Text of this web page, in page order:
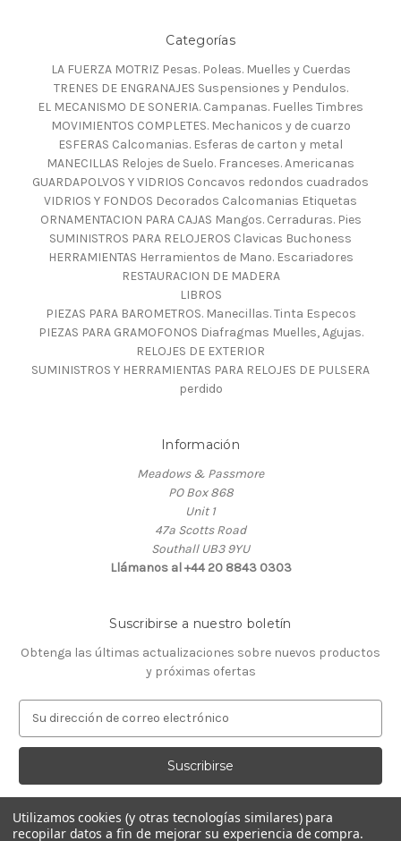
Categorías
LA FUERZA MOTRIZ Pesas. Poleas. Muelles y Cuerdas
TRENES DE ENGRANAJES Suspensiones y Pendulos.
EL MECANISMO DE SONERIA. Campanas. Fuelles Timbres
MOVIMIENTOS COMPLETES. Mechanicos y de cuarzo
ESFERAS Calcomanias. Esferas de carton y metal
MANECILLAS Relojes de Suelo. Franceses. Americanas
GUARDAPOLVOS Y VIDRIOS Concavos redondos cuadrados
VIDRIOS Y FONDOS Decorados Calcomanias Etiquetas
ORNAMENTACION PARA CAJAS Mangos. Cerraduras. Pies
SUMINISTROS PARA RELOJEROS Clavicas Buchoness
HERRAMIENTAS Herramientos de Mano. Escariadores
RESTAURACION DE MADERA
LIBROS
PIEZAS PARA BAROMETROS. Manecillas. Tinta Especos
PIEZAS PARA GRAMOFONOS Diafragmas Muelles, Agujas.
RELOJES DE EXTERIOR
SUMINISTROS Y HERRAMIENTAS PARA RELOJES DE PULSERA
perdido
Información
Meadows & Passmore
PO Box 868
Unit 1
47a Scotts Road
Southall UB3 9YU
Llámanos al +44 20 8843 0303
Suscribirse a nuestro boletín
Obtenga las últimas actualizaciones sobre nuevos productos
y próximas ofertas
r
c
i
Utilizamos cookies (y otras tecnologías similares) para
recopilar datos a fin de mejorar su experiencia de compra.